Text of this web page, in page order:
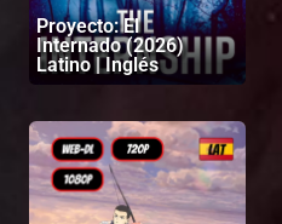
Proyecto: El
Internado (2026)
Latino | Inglés